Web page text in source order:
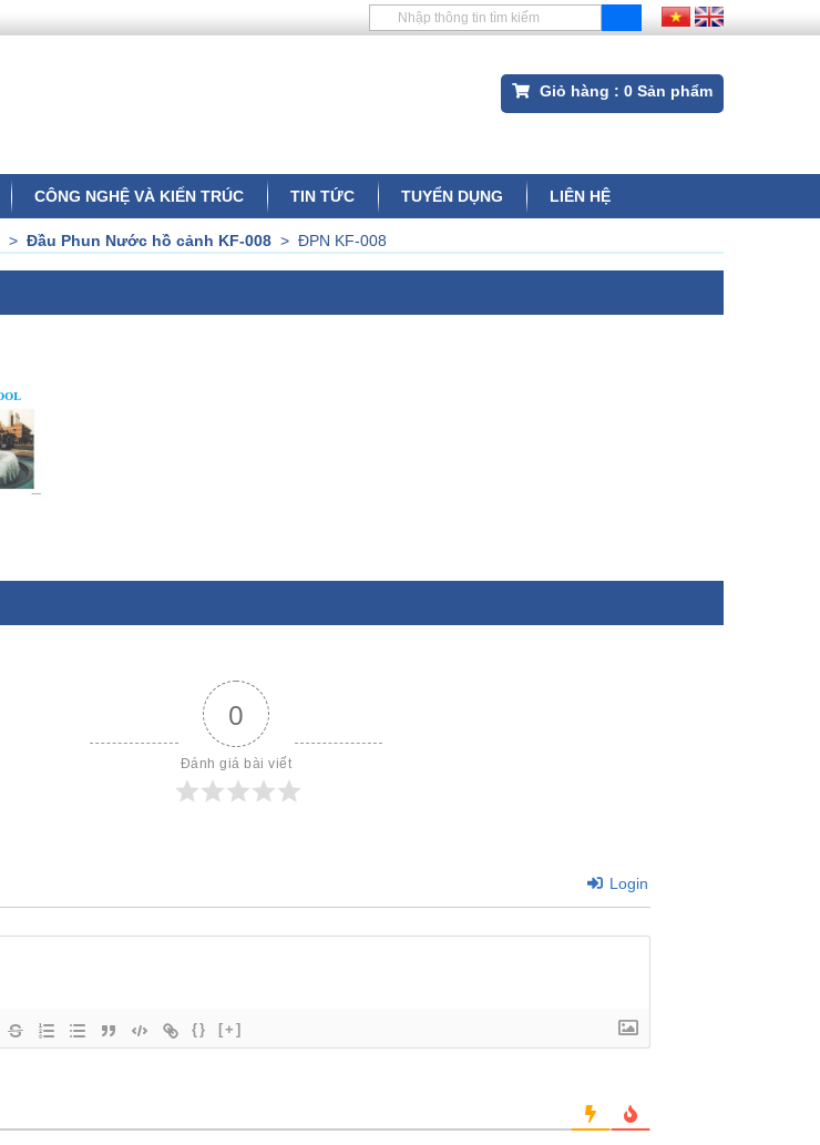
Giỏ hàng : 0 Sản phẩm
CÔNG NGHỆ VÀ KIẾN TRÚC TIN TỨC TUYỂN DỤNG LIÊN HỆ
> Đầu Phun Nước hồ cảnh KF-008 > ĐPN KF-008
0
Đánh giá bài viết
Login
{} [+]